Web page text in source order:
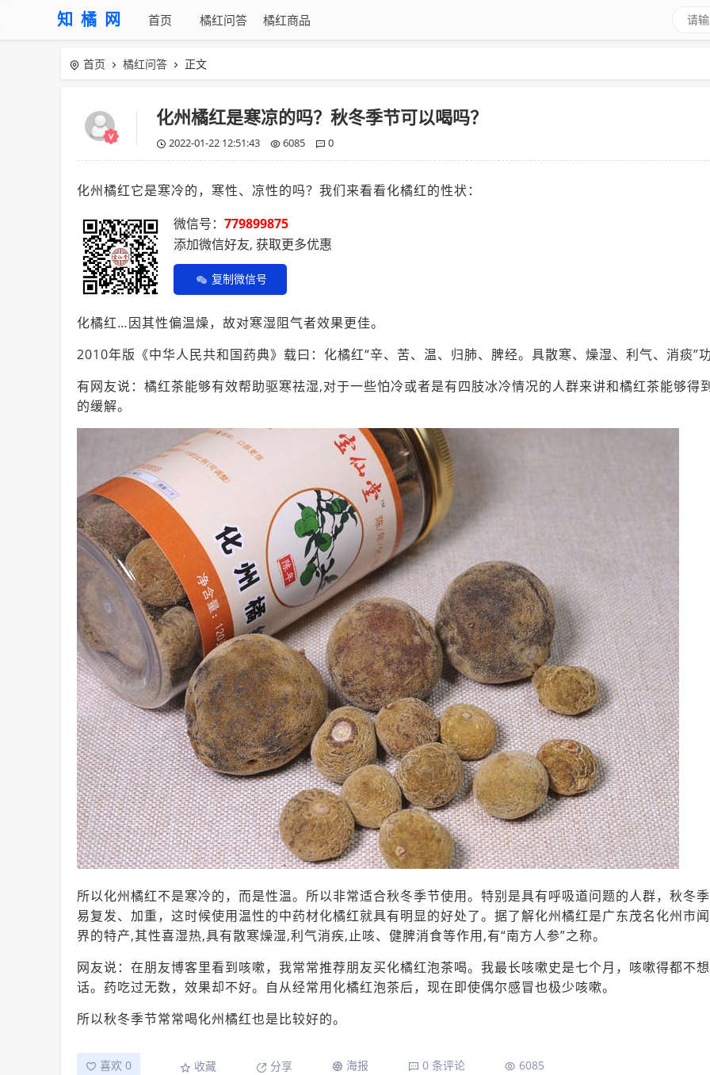
知橘网 首页 橘红问答 橘红商品
首页 橘红问答 正文
化州橘红是寒凉的吗？秋冬季节可以喝吗？
2022-01-22 12:51:43 6085 0
化州橘红它是寒冷的，寒性、凉性的吗？我们来看看化橘红的性状：
微信号： 779899875
添加微信好友, 获取更多优惠
复制微信号
化橘红…因其性偏温燥，故对寒湿阻气者效果更佳。
2010年版《中华人民共和国药典》载曰：化橘红“辛、苦、温、归肺、脾经。具散寒、燥湿、利气、消痰”
有网友说：橘红茶能够有效帮助驱寒祛湿,对于一些怕冷或者是有四肢冰冷情况的人群来讲和橘红茶能够得
的缓解。
所以化州橘红不是寒冷的，而是性温。所以非常适合秋冬季节使用。特别是具有呼吸道问题的人群，秋冬
易复发、加重，这时候使用温性的中药材化橘红就具有明显的好处了。据了解化州橘红是广东茂名化州市
界的特产,其性喜湿热,具有散寒燥湿,利气消疾,止咳、健脾消食等作用,有“南方人参”之称。
网友说：在朋友博客里看到咳嗽，我常常推荐朋友买化橘红泡茶喝。我最长咳嗽史是七个月，咳嗽得都不
话。药吃过无数，效果却不好。自从经常用化橘红泡茶后，现在即使偶尔感冒也极少咳嗽。
所以秋冬季节常常喝化州橘红也是比较好的。
喜欢 0 收藏 分享 海报 0 条评论 6085